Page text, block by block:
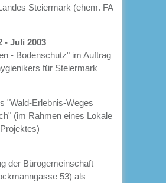
Steiermark (ehem. FA
- Juli 2003
- Bodenschutz" im Auftrag
für Steiermark
"Wald-Erlebnis-Weges
(im Rahmen eines Lokale
der Bürogemeinschaft
53) als